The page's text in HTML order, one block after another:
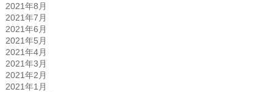
2021年8月
2021年7月
2021年6月
2021年5月
2021年4月
2021年3月
2021年2月
2021年1月